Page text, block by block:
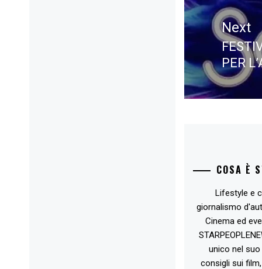
Next
Next
post:
PER
COSA È
Lifestyle e
giornalismo
Cinema ed
unico nel suo
consigli sui